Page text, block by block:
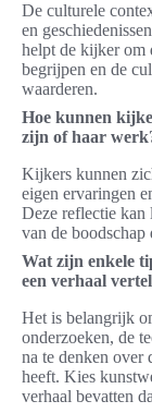
De culturele
en
helpt de kijker om
begrijpen en de
waarderen.
Hoe kunnen
zijn of haar
Kijkers kunnen
eigen ervaringen
Deze reflectie kan
van de boodschap
Wat zijn enkele
een verhaal
Het is belangrijk
onderzoeken, de
na te denken over
heeft. Kies
verhaal bevatten